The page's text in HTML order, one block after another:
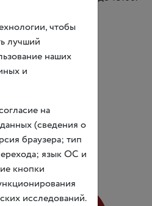
чтобы
лучший
наших
и
на
(сведения о
браузера; тип
язык ОС и
кнопки
исследований.